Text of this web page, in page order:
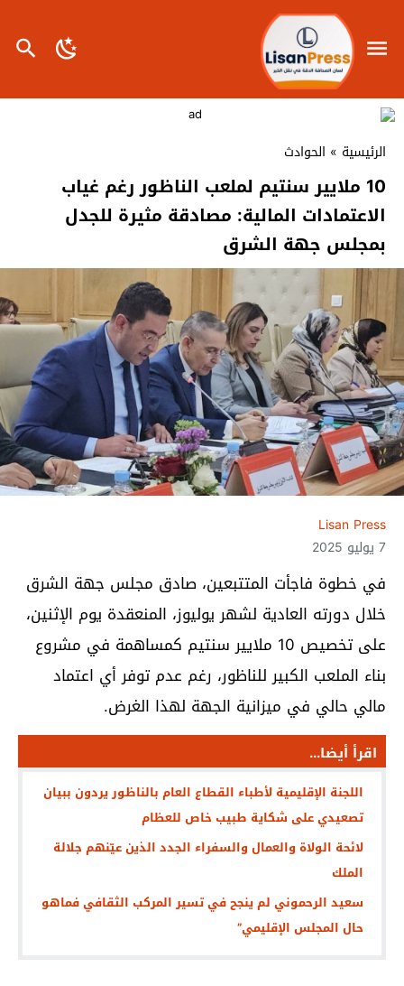
الرئيسية » الحوادث
10 ملايير سنتيم لملعب الناظور رغم غياب
الاعتمادات المالية: مصادقة مثيرة للجدل
بمجلس جهة الشرق
Lisan Press
7 يوليو 2025
في خطوة فاجأت المتتبعين، صادق مجلس جهة الشرق
خلال دورته العادية لشهر يوليوز، المنعقدة يوم الإثنين،
على تخصيص 10 ملايير سنتيم كمساهمة في مشروع
بناء الملعب الكبير للناظور، رغم عدم توفر أي اعتماد
مالي حالي في ميزانية الجهة لهذا الغرض.
اقرأ أيضا...
اللجنة الإقليمية لأطباء القطاع العام بالناظور يردون ببيان
تصعيدي على شكاية طبيب خاص للعظام
لائحة الولاة والعمال والسفراء الجدد الذين عيّنهم جلالة
الملك
سعيد الرحموني لم ينجح في تسير المركب الثقافي فماهو
حال المجلس الإقليمي”